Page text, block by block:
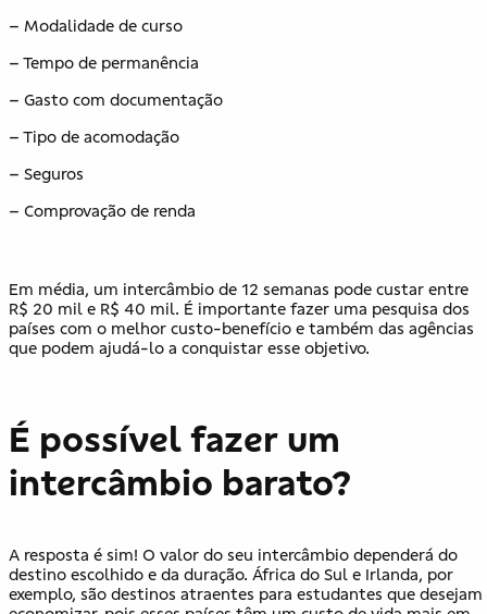
– Modalidade de curso
– Tempo de permanência
– Gasto com documentação
– Tipo de acomodação
– Seguros
– Comprovação de renda
Em média, um intercâmbio de 12 semanas pode custar entre
R$ 20 mil e R$ 40 mil. É importante fazer uma pesquisa dos
países com o melhor custo-benefício e também das agências
que podem ajudá-lo a conquistar esse objetivo.
É possível fazer um
intercâmbio barato?
A resposta é sim! O valor do seu intercâmbio dependerá do
destino escolhido e da duração. África do Sul e Irlanda, por
exemplo, são destinos atraentes para estudantes que desejam